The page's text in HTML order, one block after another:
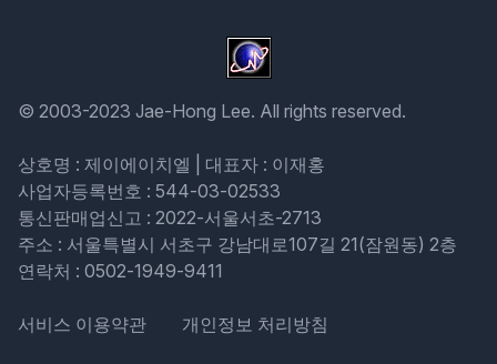
© 2003-2023 Jae-Hong Lee. All rights reserved.
상호명 : 제이에이치엘 | 대표자 : 이재홍
사업자등록번호 : 544-03-02533
통신판매업신고 : 2022-서울서초-2713
주소 : 서울특별시 서초구 강남대로107길 21(잠원동) 2층
연락처 : 0502-1949-9411
서비스 이용약관 개인정보 처리방침